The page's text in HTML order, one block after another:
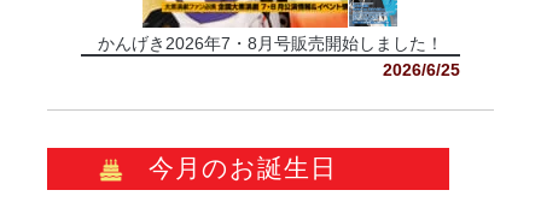
かんげき2026年7・8月号販売開始しました！
2026/6/25
今月のお誕生日